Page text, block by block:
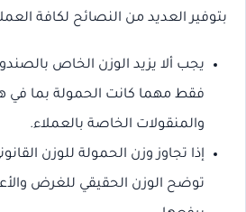
بتوفير العديد من النصائح لكافة
فقط مهما كانت الحمولة بما في
والمنقولات الخاصة بالعملاء.
إذا تجاوز وزن الحمولة للوزن
توضح الوزن الحقيقي للغرض